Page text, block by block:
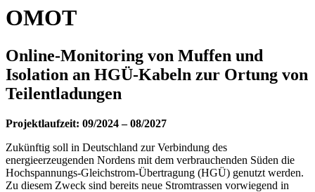
OMOT
Online-Monitoring von Muffen und
Isolation an HGÜ-Kabeln zur Ortung von
Teilentladungen
Projektlaufzeit: 09/2024 – 08/2027
Zukünftig soll in Deutschland zur Verbindung des
energieerzeugenden Nordens mit dem verbrauchenden Süden die
Hochspannungs-Gleichstrom-Übertragung (HGÜ) genutzt werden.
Zu diesem Zweck sind bereits neue Stromtrassen vorwiegend in